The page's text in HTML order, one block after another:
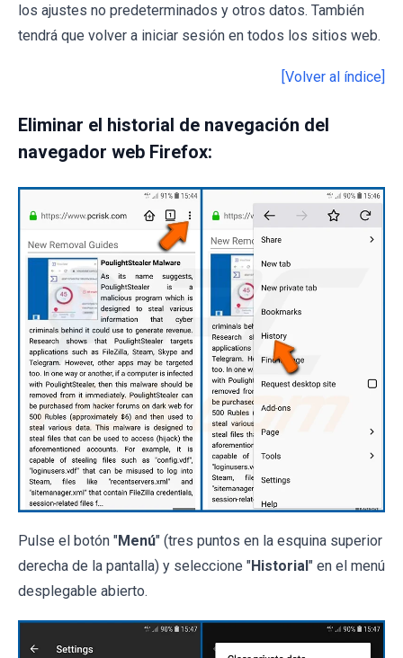
los ajustes no predeterminados y otros datos. También
tendrá que volver a iniciar sesión en todos los sitios web.
[Volver al índice]
Eliminar el historial de navegación del
navegador web Firefox:
Pulse el botón "Menú" (tres puntos en la esquina superior
derecha de la pantalla) y seleccione "Historial" en el menú
desplegable abierto.